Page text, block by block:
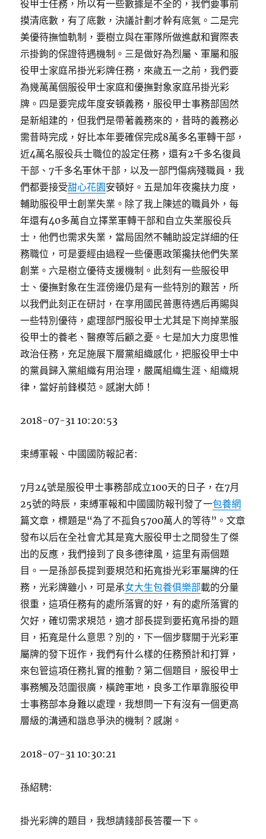
役甲士任務，所以有一些數據是不全的，我們要事前
摸清底數，有了底數，決議計劃才幹有底氣。二是完
美優待撫恤軌制，要樹立與在軍隊所做進獻和實際表
示掛鉤的保證待遇機制。三是做好為烈屬、軍屬和服
役甲士家庭吊掛光彩牌任務，來歲五一之前，我們要
為幾萬萬個服役甲士家庭和優撫對象家庭吊掛光彩
牌。四是要完成年度安頓義務，服役甲士事務部固然
是新組建的，但我們是帶著義務來的，昔時的義務必
需昔時完成，好比本年要確保完成8萬多名軍轉干部，
近4萬名服役兵士職位的設定任務，還有2千多名復員
干部、7千多名軍休干部，以及一部門傷病殘職員，我
們都要接受甜心花園安頓好。五是加年夜攙扶力度，
輔助服役甲士創業失業。除了我上陳述的職員外，每
年還有40多萬自立擇業軍轉干部和自立失業服役兵
士，他們也需求失業，當局固然不輔助設定詳細的任
務職位，可是要經由過程一些優惠政策攙扶他們失業
創業。六是樹立優待支援機制。此刻有一些服役甲
士、優撫對象在生涯傍邊仍是有一些特別的艱苦，所
以我們此刻正在研討，在享用國民普惠待遇后再賜與
一些特別優待，處理部門服役甲士尤其是下崗掉業服
役甲士的養老、醫療等后顧之憂。七是加大力度思惟
政治任務，充足施展下層黨組織感化，把服役甲士中
的黨員歸入黨組織有用治理，嚴厲組織生涯、組織規
律，當好前鋒模范。感謝大師！
2018-07-31 10:20:53
束縛軍報、中國國防報記者:
7月24號是服役甲士事務部成立100天的日子，在7月
25號的時辰，束縛軍報和中國國防報刊發了一包養網
篇文章，標題是“為了不孤負5700萬人的等待”。文章
發布以后在全社會尤其是寬大服役甲士之間發生了傑
出的反應，我們接到了良多德律風，這里有兩個題
目。一是孫部長提到要規范和拓寬掛光彩軍屬牌的任
務，光彩牌雖小，可是承女大生包養俱樂部載的分量
很重，這項任務有的處所落實的好，有的處所落實的
欠好，確切需求規范，適才部長提到要拓寬吊掛的題
目，拓寬是什么意思？別的，下一個步驟關于光彩軍
屬牌的發下班作，我們有什么樣的任務預計和打算，
來包管這項任務扎實的推動？第二個題目，服役甲士
事務觸及范圍很廣，橫跨軍地，良多工作單靠服役甲
士事務部本身難以處理，我想問一下有沒有一個更高
層級的溝通和諧息爭決的機制？感謝。
2018-07-31 10:30:21
孫紹騁:
掛光彩牌的題目，我想請錢部長答覆一下。